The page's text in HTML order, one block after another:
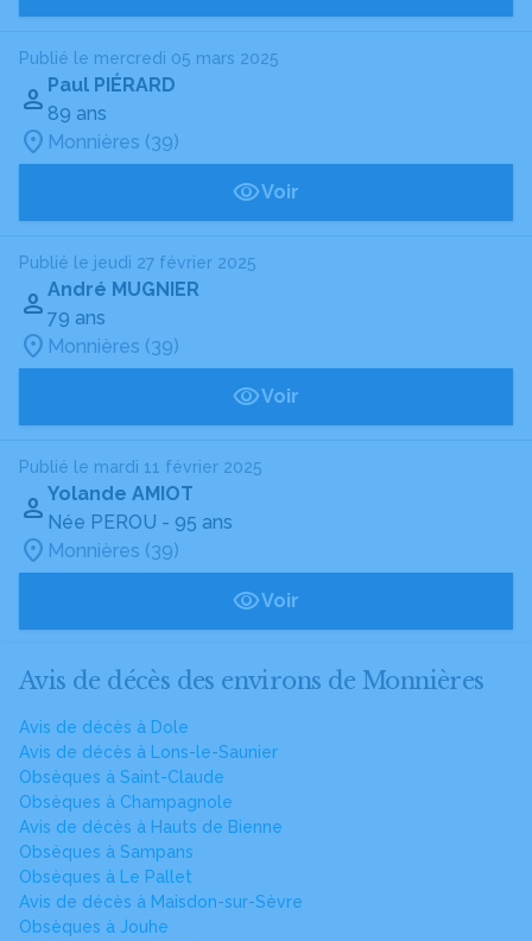
Publié le mercredi 05 mars 2025
Paul PIÉRARD
89 ans
Monnières (39)
Voir
Publié le jeudi 27 février 2025
André MUGNIER
79 ans
Monnières (39)
Voir
Publié le mardi 11 février 2025
Yolande AMIOT
Née PEROU - 95 ans
Monnières (39)
Voir
Avis de décès des environs de Monnières
Avis de décès à Dole
Avis de décès à Lons-le-Saunier
Obsèques à Saint-Claude
Obsèques à Champagnole
Avis de décès à Hauts de Bienne
Obsèques à Sampans
Obsèques à Le Pallet
Avis de décès à Maisdon-sur-Sèvre
Obsèques à Jouhe